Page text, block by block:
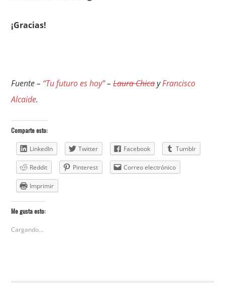
¡Gracias!
Fuente – “Tu futuro es hoy”–Laura ChicayFrancisco
Alcaide.
Comparte esto:
LinkedIn Twitter Facebook Tumblr
Reddit Pinterest Correo electrónico
Imprimir
Me gusta esto:
Cargando...